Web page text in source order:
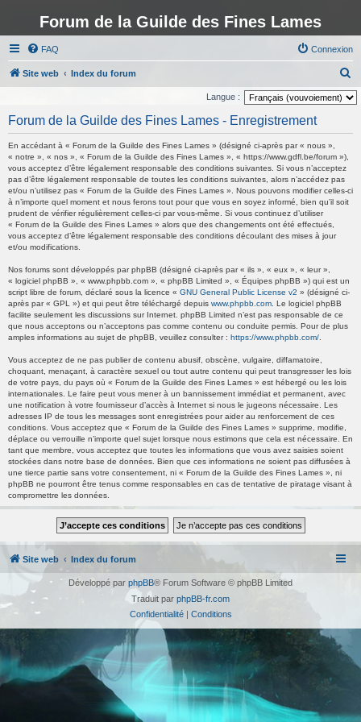
Forum de la Guilde des Fines Lames
FAQ Connexion
Site web Index du forum
e
c
Langue :
Forum de la Guilde des Fines Lames - Enregistrement
En accédant à « Forum de la Guilde des Fines Lames » (désigné ci-après par « nous »,
« notre », « nos », « Forum de la Guilde des Fines Lames », « https://www.gdfl.be/forum »),
vous acceptez d’être légalement responsable des conditions suivantes. Si vous n’acceptez
pas d’être légalement responsable de toutes les conditions suivantes, alors n’accédez pas
et/ou n’utilisez pas « Forum de la Guilde des Fines Lames ». Nous pouvons modifier celles-ci
à n’importe quel moment et nous ferons tout pour que vous en soyez informé, bien qu’il soit
prudent de vérifier régulièrement celles-ci par vous-même. Si vous continuez d’utiliser
« Forum de la Guilde des Fines Lames » alors que des changements ont été effectués,
vous acceptez d’être légalement responsable des conditions découlant des mises à jour
et/ou modifications.
Nos forums sont développés par phpBB (désigné ci-après par « ils », « eux », « leur »,
« logiciel phpBB », « www.phpbb.com », « phpBB Limited », « Équipes phpBB ») qui est un
script libre de forum, déclaré sous la licence « GNU General Public License v2 » (désigné ci-
après par « GPL ») et qui peut être téléchargé depuis www.phpbb.com . Le logiciel phpBB
facilite seulement les discussions sur Internet. phpBB Limited n’est pas responsable de ce
que nous acceptons ou n’acceptons pas comme contenu ou conduite permis. Pour de plus
amples informations au sujet de phpBB, veuillez consulter : https://www.phpbb.com/
Vous acceptez de ne pas publier de contenu abusif, obscène, vulgaire, diffamatoire,
choquant, menaçant, à caractère sexuel ou tout autre contenu qui peut transgresser les lois
de votre pays, du pays où « Forum de la Guilde des Fines Lames » est hébergé ou les lois
internationales. Le faire peut vous mener à un bannissement immédiat et permanent, avec
une notification à votre fournisseur d’accès à Internet si nous le jugeons nécessaire. Les
adresses IP de tous les messages sont enregistrées pour aider au renforcement de ces
conditions. Vous acceptez que « Forum de la Guilde des Fines Lames » supprime, modifie,
déplace ou verrouille n’importe quel sujet lorsque nous estimons que cela est nécessaire. En
tant que membre, vous acceptez que toutes les informations que vous avez saisies soient
stockées dans notre base de données. Bien que ces informations ne soient pas diffusées à
une tierce partie sans votre consentement, ni « Forum de la Guilde des Fines Lames », ni
phpBB ne pourront être tenus comme responsables en cas de tentative de piratage visant à
compromettre les données.
Site web Index du forum
Développé par phpBB® Forum Software © phpBB Limited
Traduit par phpBB-fr.com
Confidentialité| Conditions